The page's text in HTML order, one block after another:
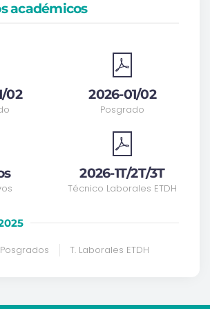
académicos
02 2026-01/02
Posgrado
2026-1T/2T/3T
Técnico Laborales ETDH
Posgrados T. Laborales ETDH